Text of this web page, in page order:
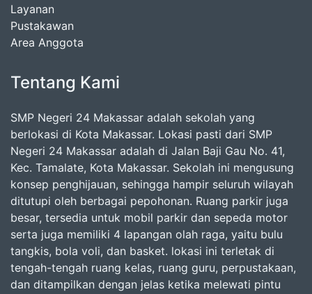
Layanan
Pustakawan
Area Anggota
Tentang Kami
SMP Negeri 24 Makassar adalah sekolah yang
berlokasi di Kota Makassar. Lokasi pasti dari SMP
Negeri 24 Makassar adalah di Jalan Baji Gau No. 41,
Kec. Tamalate, Kota Makassar. Sekolah ini mengusung
konsep penghijauan, sehingga hampir seluruh wilayah
ditutupi oleh berbagai pepohonan. Ruang parkir juga
besar, tersedia untuk mobil parkir dan sepeda motor
serta juga memiliki 4 lapangan olah raga, yaitu bulu
tangkis, bola voli, dan basket. lokasi ini terletak di
tengah-tengah ruang kelas, ruang guru, perpustakaan,
dan ditampilkan dengan jelas ketika melewati pintu